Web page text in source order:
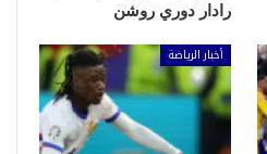
رادار دوري روشن
أخبار الرياضة